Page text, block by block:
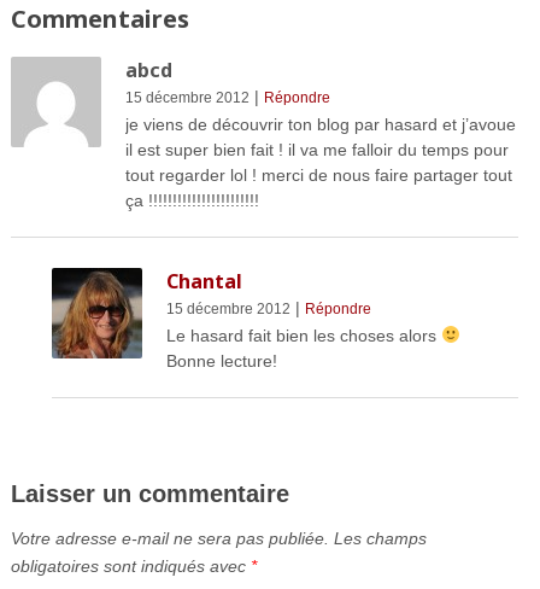
Commentaires
abcd
15 décembre 2012 | Répondre
je viens de découvrir ton blog par hasard et j’avoue
il est super bien fait ! il va me falloir du temps pour
tout regarder lol ! merci de nous faire partager tout
ça !!!!!!!!!!!!!!!!!!!!!!!
Chantal
15 décembre 2012 | Répondre
Le hasard fait bien les choses alors
Bonne lecture!
Laisser un commentaire
Votre adresse e-mail ne sera pas publiée. Les champs
obligatoires sont indiqués avec *